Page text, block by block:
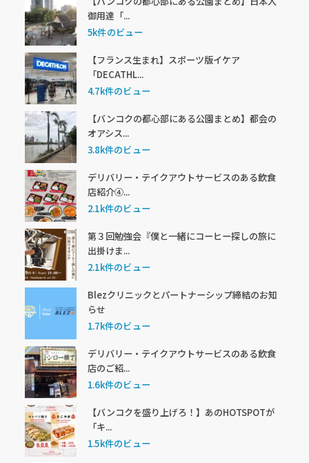
御用達「...
5k件のビュー
【フランス生まれ】スポーツ版イケア
「DECATHL...
4.7k件のビュー
【バンコクの都心部にある公園まとめ】都会の
オアシス...
3.8k件のビュー
デリバリー・テイクアウトサービスのある飲食
店紹介④...
2.1k件のビュー
第３回勉強会『僕と一緒にコーヒー探しの旅に
出掛けま...
2.1k件のビュー
Blezクリニックとパートナーシップ締結のお知
らせ
1.7k件のビュー
デリバリー・テイクアウトサービスのある飲食
店のご紹...
1.6k件のビュー
【バンコクを盛り上げろ！】あのHOTSPOTが
「キ...
1.5k件のビュー